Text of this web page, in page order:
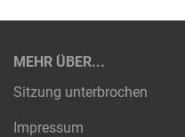
MEHR ÜBER...
Sitzung unterbrochen
Impressum